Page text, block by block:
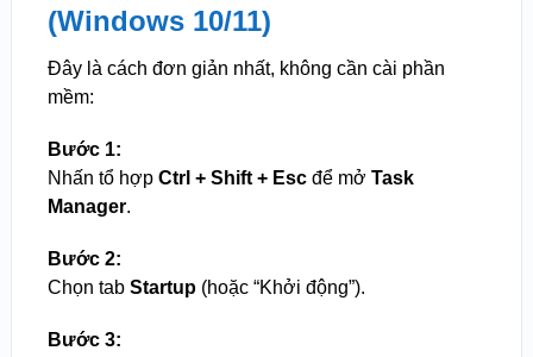
(Windows 10/11)
Đây là cách đơn giản nhất, không cần cài phần
mềm:
Bước 1:
Nhấn tổ hợp Ctrl + Shift + Escđể mở Task
Manager.
Bước 2:
Chọn tab Startup(hoặc “Khởi động”).
Bước 3: